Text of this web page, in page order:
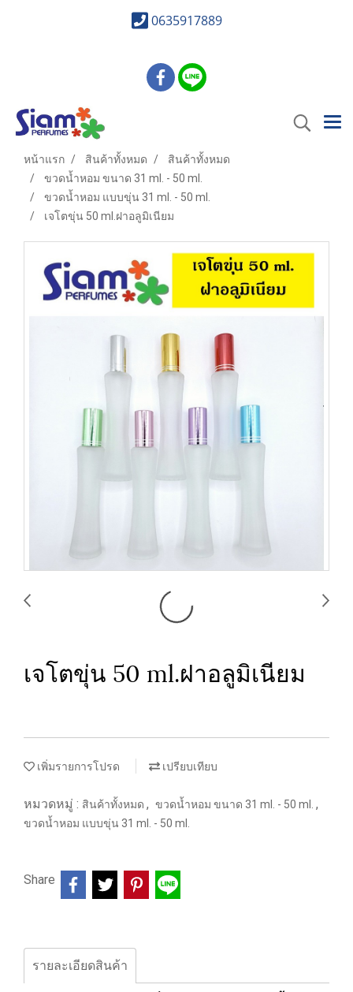
0635917889
หน้าแรก สินค้าทั้งหมด
สินค้าทั้งหมด
ขวดน้ำหอม ขนาด 31 ml. - 50 ml.
ขวดน้ำหอม แบบขุ่น 31 ml. - 50 ml.
เจโตขุ่น 50 ml.ฝาอลูมิเนียม
เจโตขุ่น 50 ml.ฝาอลูมิเนียม
เพิ่มรายการโปรด เปรียบเทียบ
หมวดหมู่ : สินค้าทั้งหมด , ขวดน้ำหอม ขนาด 31 ml. - 50 ml. ,
ขวดน้ำหอม แบบขุ่น 31 ml. - 50 ml.
Share
รายละเอียดสินค้า